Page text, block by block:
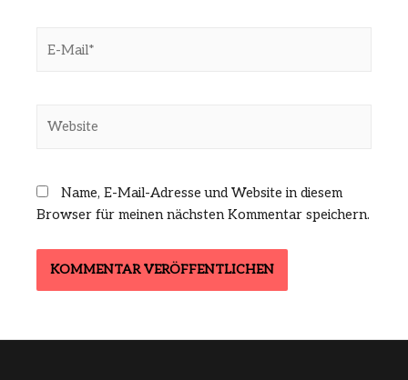
Mail*
Name, E-Mail-Adresse und Website in diesem
Browser für meinen nächsten Kommentar speichern.